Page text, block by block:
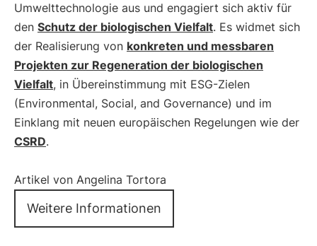
Umwelttechnologie aus und engagiert sich aktiv für
den Schutz der biologischen Vielfalt. Es widmet sich
der Realisierung von konkreten und messbaren
Projekten zur Regeneration der biologischen
Vielfalt, in Übereinstimmung mit ESG-Zielen
(Environmental, Social, and Governance) und im
Einklang mit neuen europäischen Regelungen wie der
CSRD.
Artikel von Angelina Tortora
Weitere Informationen